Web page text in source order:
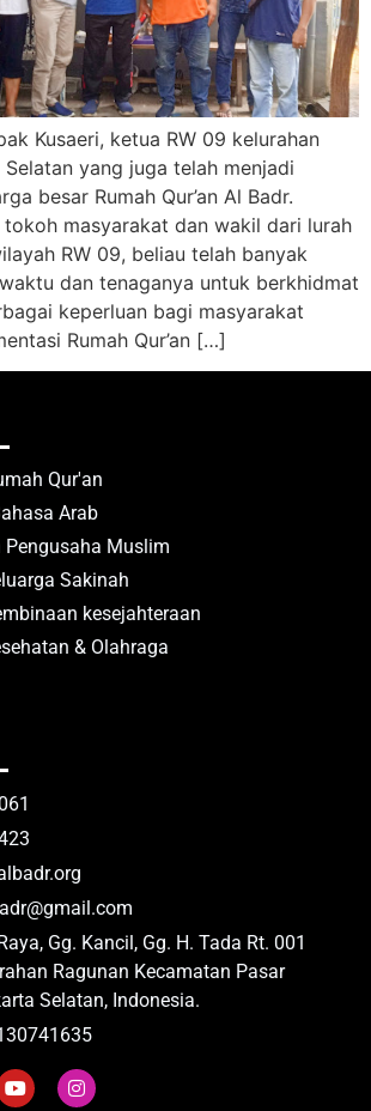
Kusaeri, ketua RW 09 kelurahan
yang juga telah menjadi
besar Rumah Qur’an Al Badr.
tokoh masyarakat dan wakil dari lurah
RW 09, beliau telah banyak
dan tenaganya untuk berkhidmat
keperluan bagi masyarakat
Rumah Qur’an […]
Qur'an
Arab
Pengusaha Muslim
Sakinah
kesejahteraan
& Olahraga
Gg. Kancil, Gg. H. Tada Rt. 001
Ragunan Kecamatan Pasar
Selatan, Indonesia.